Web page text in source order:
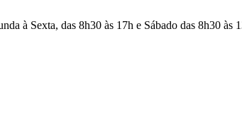
à Sexta, das 8h30 às 17h e Sábado das 8h30 às